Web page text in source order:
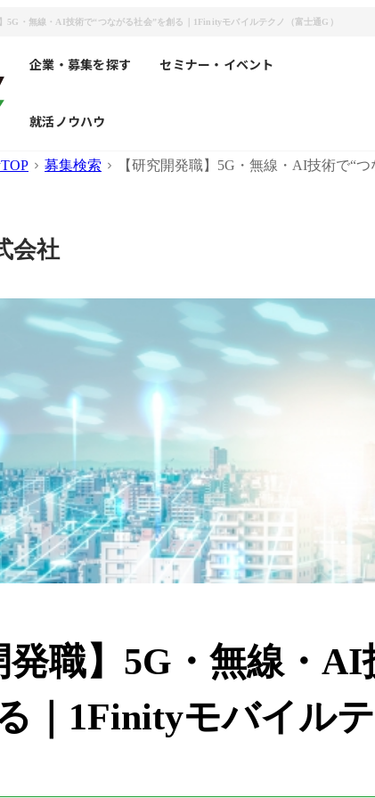
5G・無線・AI技術で“つながる社会”を創る｜1Finityモバイルテクノ（富士通G）
企業・募集を探す セミナー・イベント
就活ノウハウ
募集検索 【研究開発職】5G・無線・AI技術で“
会社
発職】5G・無線・
｜1Finityモバイルテ